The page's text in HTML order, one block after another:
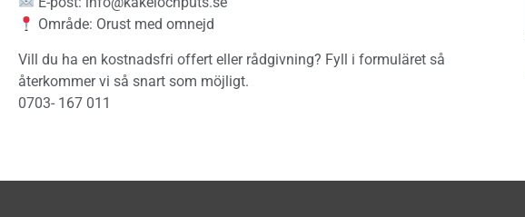
Område: Orust med omnejd
Vill du ha en kostnadsfri offert eller rådgivning? Fyll i formuläret så
återkommer vi så snart som möjligt.
0703- 167 011